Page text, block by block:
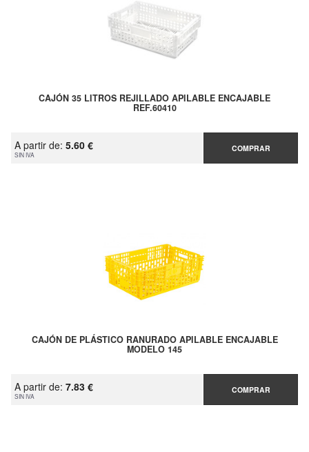
CAJÓN 35 LITROS REJILLADO APILABLE ENCAJABLE
REF.60410
A partir de: 5.60 €
SIN IVA
COMPRAR
CAJÓN DE PLÁSTICO RANURADO APILABLE ENCAJABLE
MODELO 145
A partir de: 7.83 €
SIN IVA
COMPRAR